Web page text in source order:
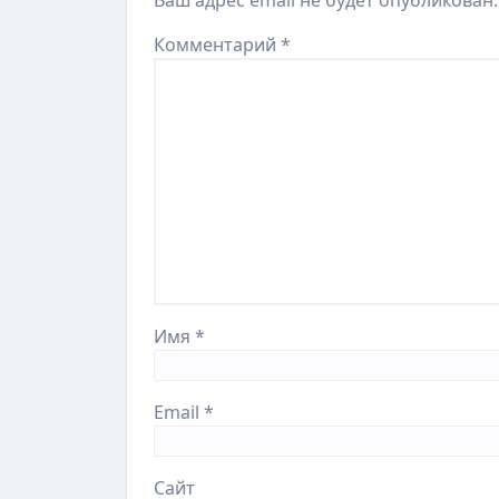
Комментарий *
Имя *
Email *
Сайт